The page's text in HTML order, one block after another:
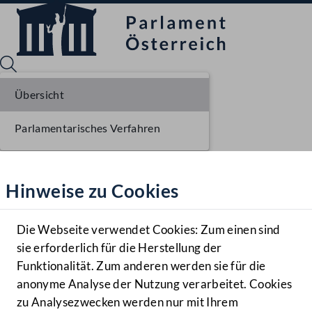
Hilfe
Benutzer
Navigationsmenü öffnen
MENÜ
Hinweise zu Cookies
Die Webseite verwendet Cookies: Zum einen sind
sie erforderlich für die Herstellung der
Funktionalität. Zum anderen werden sie für die
anonyme Analyse der Nutzung verarbeitet. Cookies
zu Analysezwecken werden nur mit Ihrem
Übersicht
Parlamentarisches Verfahren